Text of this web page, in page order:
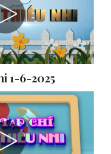
1-6-2025